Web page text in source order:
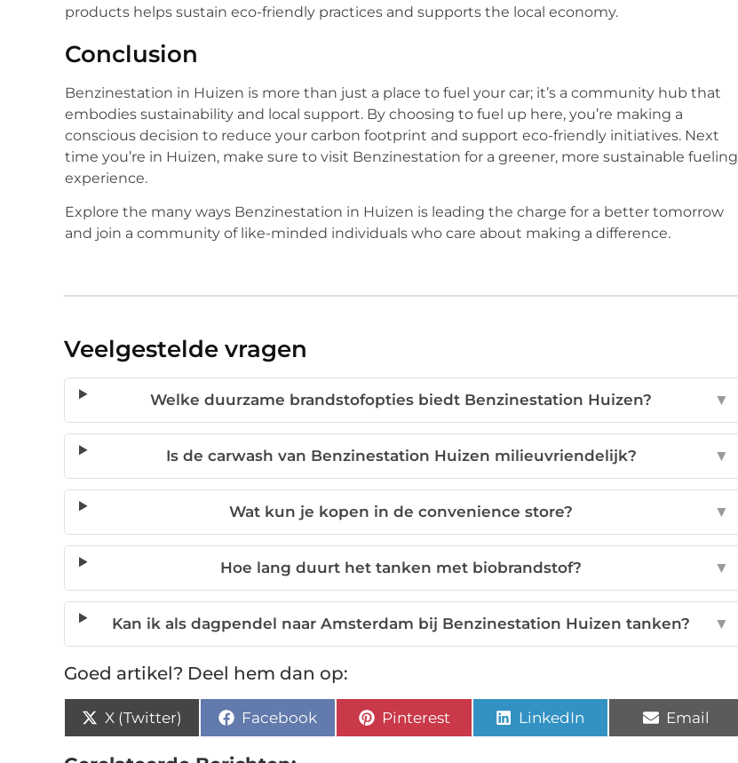
products helps sustain eco-friendly practices and supports the local economy.
Conclusion
Benzinestation in Huizen is more than just a place to fuel your car; it’s a community hub that
embodies sustainability and local support. By choosing to fuel up here, you’re making a
conscious decision to reduce your carbon footprint and support eco-friendly initiatives. Next
time you’re in Huizen, make sure to visit Benzinestation for a greener, more sustainable fueling
experience.
Explore the many ways Benzinestation in Huizen is leading the charge for a better tomorrow
and join a community of like-minded individuals who care about making a difference.
Veelgestelde vragen
Welke duurzame brandstofopties biedt Benzinestation Huizen? ▼
Is de carwash van Benzinestation Huizen milieuvriendelijk? ▼
Wat kun je kopen in de convenience store? ▼
Hoe lang duurt het tanken met biobrandstof? ▼
Kan ik als dagpendel naar Amsterdam bij Benzinestation Huizen tanken? ▼
Goed artikel? Deel hem dan op:
X (Twitter) Facebook Pinterest LinkedIn Email